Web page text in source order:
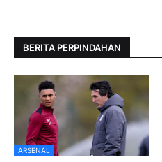
BERITA PERPINDAHAN
ARSENAL